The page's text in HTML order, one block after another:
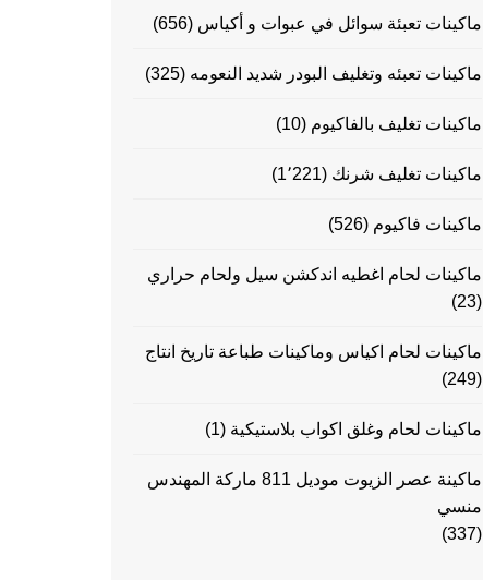
ماكينات تعبئة سوائل في عبوات و أكياس (656)
ماكينات تعبئه وتغليف البودر شديد النعومه (325)
ماكينات تغليف بالفاكيوم (10)
ماكينات تغليف شرنك (1٬221)
ماكينات فاكيوم (526)
ماكينات لحام اغطيه اندكشن سيل ولحام حراري
(23)
ماكينات لحام اكياس وماكينات طباعة تاريخ انتاج
(249)
ماكينات لحام وغلق اكواب بلاستيكية (1)
ماكينة عصر الزيوت موديل 811 ماركة المهندس
منسي
(337)